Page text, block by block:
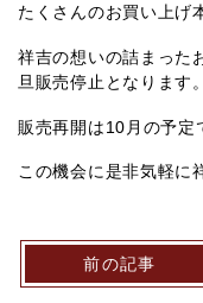
たくさんのお買い上げ
祥吉の想いの詰まった
旦販売停止となります。
販売再開は10月の予定
この機会に是非気軽に
前の記事